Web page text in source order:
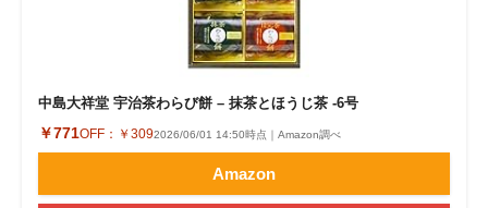
中島大祥堂 宇治茶わらび餅 – 抹茶とほうじ茶 -6号
￥771OFF： ￥3092026/06/01 14:50時点｜Amazon調べ
Amazon